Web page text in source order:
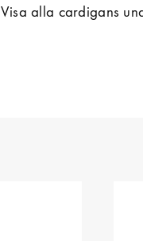
Visa alla cardigans